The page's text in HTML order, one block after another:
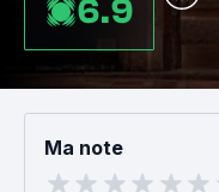
6.9
Ma note